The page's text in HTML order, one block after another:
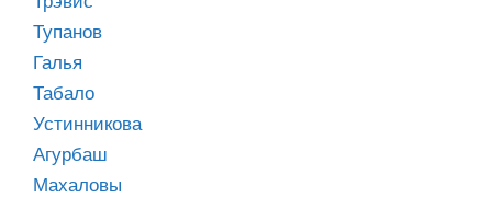
Тупанов
Галья
Табало
Устинникова
Агурбаш
Махаловы